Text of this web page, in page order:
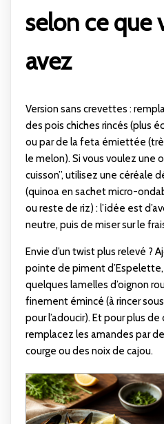
selon ce que
avez
Version sans crevettes :
des pois chiches rincés (plus
ou par de la feta émiettée
le melon). Si vous voulez une
cuisson”, utilisez une céréale
(quinoa en sachet micro-
ou reste de riz) : l’idée est
neutre, puis de miser sur le
Envie d’un twist plus relevé ?
pointe de piment
quelques lamelles d’oignon
finement émincé (à rincer
pour l’adoucir). Et pour plus de
remplacez les amandes par
courge ou des noix de cajou.